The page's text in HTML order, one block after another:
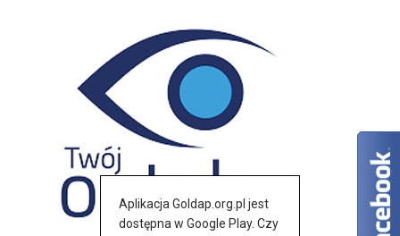
Aplikacja Goldap.org.pl jest
dostępna w Google Play. Czy